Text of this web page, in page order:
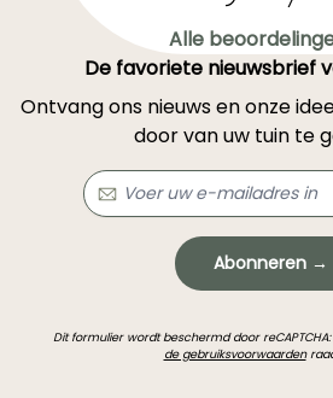
Alle
De favoriete nieuwsbrief
Ontvang ons nieuws en onze
door van uw tuin te
Abonneren →
Dit formulier wordt beschermd door
de gebruiksvoorwaarden